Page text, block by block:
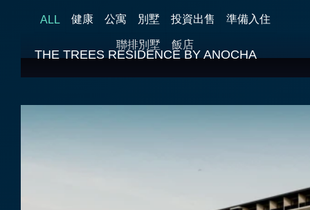
健康 公寓 別墅 投資出售 準備入住
聯排別墅 飯店
ALL
THE TREES RESIDENCE BY ANOCHA